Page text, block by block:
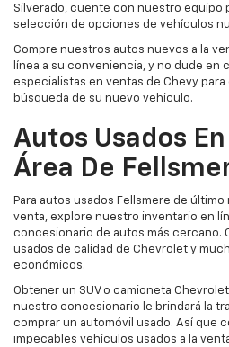
Silverado, cuente con nuestro equipo
selección de opciones de vehículos
Compre nuestros autos nuevos a la
línea a su conveniencia, y no dude en
especialistas en ventas de Chevy
búsqueda de su nuevo vehículo.
Autos Usados
Área De
Para autos usados Fellsmere de último
venta, explore nuestro inventario en
concesionario de autos más cercano.
usados de calidad de Chevrolet y
económicos.
Obtener un SUV o camioneta
nuestro concesionario le brindará la
comprar un automóvil usado. Así que
impecables vehículos usados a la